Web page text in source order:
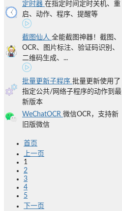
定时器 在指定时间定时关机、重
启、动作、程序、提醒等
截图仙人 全能截图神器！截图、
OCR、图片标注、验证码识别、
二维码生成、...
批量更新子程序 批量更新使用了
指定公共/网络子程序的动作到最
新版本
WeChatOCR 微信OCR，支持新
旧版微信
首页
上一页
1
2
3
4
5
下一页